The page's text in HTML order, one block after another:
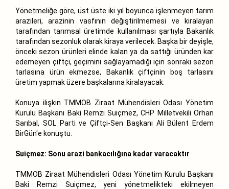
Yönetmeliğe göre, üst üste iki yıl boyunca işlenmeyen tarım
arazileri, arazinin vasfının değiştirilmemesi ve kiralayan
tarafından tarımsal üretimde kullanılması şartıyla Bakanlık
tarafından sezonluk olarak kiraya verilecek. Başka bir deyişle,
önceki sezon ürünleri elinde kalan ya da sattığı üründen kar
edemeyen çiftçi, geçimini sağlayamadığı için sonraki sezon
tarlasına ürün ekmezse, Bakanlık çiftçinin boş tarlasını
üretim yapmak üzere başkalarına kiralayacak.
Konuya ilişkin TMMOB Ziraat Mühendisleri Odası Yönetim
Kurulu Başkanı Baki Remzi Suiçmez, CHP Milletvekili Orhan
Sarıbal, SOL Parti ve Çiftçi-Sen Başkanı Ali Bülent Erdem
BirGün'e konuştu.
Suiçmez: Sonu arazi bankacılığına kadar varacaktır
TMMOB Ziraat Mühendisleri Odası Yönetim Kurulu Başkanı
Baki Remzi Suiçmez, yeni yönetmelikteki ekilmeyen